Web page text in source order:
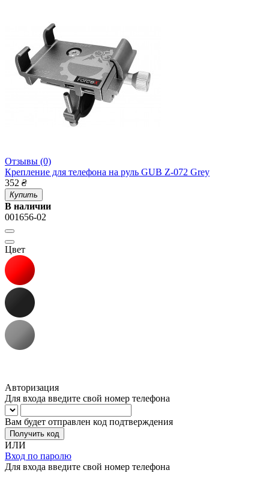
Отзывы (0)
Крепление для телефона на руль GUB Z-072 Grey
352 ₴
Купить
В наличии
001656-02
Цвет
Авторизация
Для входа введите свой номер телефона
Вам будет отправлен код подтверждения
Получить код
ИЛИ
Вход по паролю
Для входа введите свой номер телефона